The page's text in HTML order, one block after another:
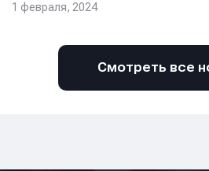
1 февраля, 2024
Смотреть все